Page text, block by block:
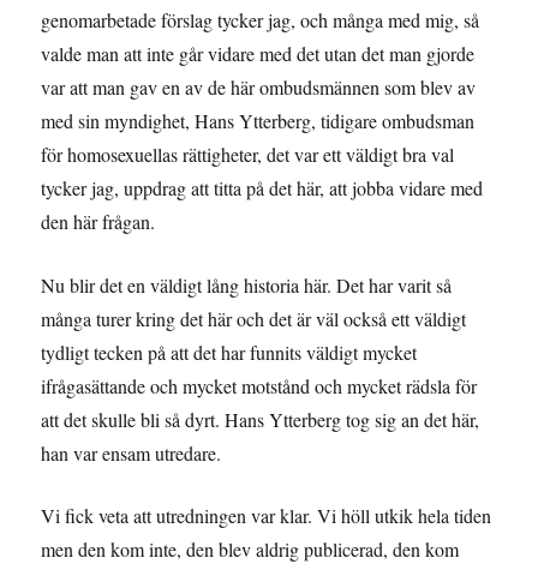
genomarbetade förslag tycker jag, och många med mig, så
valde man att inte går vidare med det utan det man gjorde
var att man gav en av de här ombudsmännen som blev av
med sin myndighet, Hans Ytterberg, tidigare ombudsman
för homosexuellas rättigheter, det var ett väldigt bra val
tycker jag, uppdrag att titta på det här, att jobba vidare med
den här frågan.
Nu blir det en väldigt lång historia här. Det har varit så
många turer kring det här och det är väl också ett väldigt
tydligt tecken på att det har funnits väldigt mycket
ifrågasättande och mycket motstånd och mycket rädsla för
att det skulle bli så dyrt. Hans Ytterberg tog sig an det här,
han var ensam utredare.
Vi fick veta att utredningen var klar. Vi höll utkik hela tiden
men den kom inte, den blev aldrig publicerad, den kom